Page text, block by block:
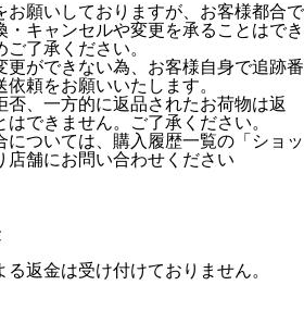
お願いしておりますが、お客様都合で
・キャンセルや変更を承ることはでき
了承ください。
更ができない為、お客様自身で追跡番
頼をお願いいたします。
否、一方的に返品されたお荷物は返
できません。ご了承ください。
については、購入履歴一覧の「ショッ
店舗にお問い合わせください
返金は受け付けておりません。